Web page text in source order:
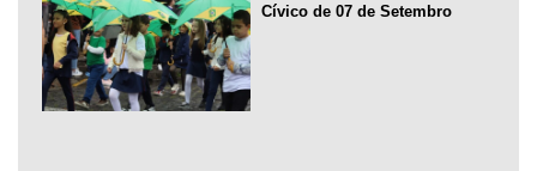
Cívico de 07 de Setembro